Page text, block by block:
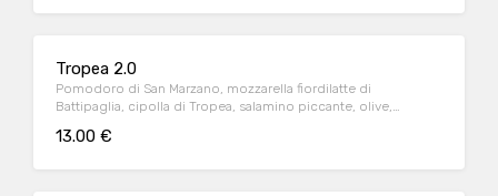
Tropea 2.0
Pomodoro di San Marzano, mozzarella fiordilatte di
Battipaglia, cipolla di Tropea, salamino piccante, olive,
13.00 €